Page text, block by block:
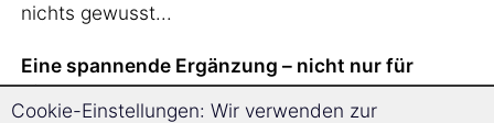
nichts gewusst...
Eine spannende Ergänzung – nicht nur für
Singles.
Cookie-Einstellungen: Wir verwenden zur